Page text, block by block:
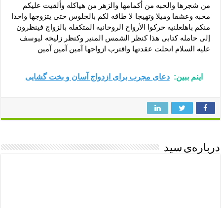
من شجرها والحبه من أکمامها والزهر من هیاکله وألقیت علیکم
محبه وعشقا ومیلا وتهیجا لا طاقه لکم بالجلوس حتى یتزوجها واحدا
منکم باهلعلنیه حرکوا الأرواح الروحانیه المتکفله بالزواج فینظرون
إلى حامله کتابی هذا کنظر الشمس المنیر وکنظر زلیخه لیوسف
علیه السلام انحلت عقدتها واقترب ازواجها آمین آمین آمین
اینم ببین: دعای مجرب برای ازدواج آسان و بخت گشایی
درباره‌ی سید